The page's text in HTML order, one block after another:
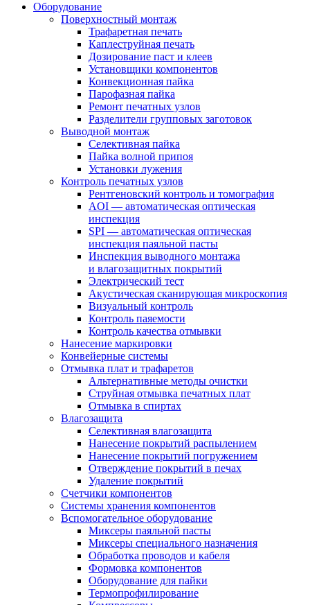
Оборудование
Поверхностный монтаж
Трафаретная печать
Каплеструйная печать
Дозирование паст и клеев
Установщики компонентов
Конвекционная пайка
Парофазная пайка
Ремонт печатных узлов
Разделители групповых заготовок
Выводной монтаж
Селективная пайка
Пайка волной припоя
Установки лужения
Контроль печатных узлов
Рентгеновский контроль и томография
AOI — автоматическая оптическая
инспекция
SPI — автоматическая оптическая
инспекция паяльной пасты
Инспекция выводного монтажа
и влагозащитных покрытий
Электрический тест
Акустическая сканирующая микроскопия
Визуальный контроль
Контроль паяемости
Контроль качества отмывки
Нанесение маркировки
Конвейерные системы
Отмывка плат и трафаретов
Альтернативные методы очистки
Струйная отмывка печатных плат
Отмывка в спиртах
Влагозащита
Селективная влагозащита
Нанесение покрытий распылением
Нанесение покрытий погружением
Отверждение покрытий в печах
Удаление покрытий
Счетчики компонентов
Системы хранения компонентов
Вспомогательное оборудование
Миксеры паяльной пасты
Миксеры специального назначения
Обработка проводов и кабеля
Формовка компонентов
Оборудование для пайки
Термопрофилирование